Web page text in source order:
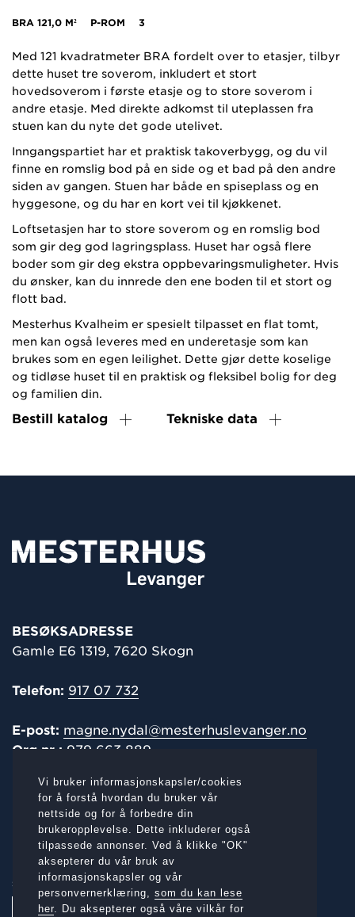
Vi bruker informasjonskapsler/cookies
for å forstå hvordan du bruker vår
nettside og for å forbedre din
brukeropplevelse. Dette inkluderer også
tilpassede annonser. Ved å klikke "OK"
aksepterer du vår bruk av
informasjonskapsler og vår
personvernerklæring, som du kan lese
her . Du aksepterer også våre vilkår for
BRA 121,0 M² P-ROM 3
Med 121 kvadratmeter BRA fordelt over to etasjer, tilbyr
dette huset tre soverom, inkludert et stort
hovedsoverom i første etasje og to store soverom i
andre etasje. Med direkte adkomst til uteplassen fra
stuen kan du nyte det gode utelivet.
Inngangspartiet har et praktisk takoverbygg, og du vil
finne en romslig bod på en side og et bad på den andre
siden av gangen. Stuen har både en spiseplass og en
hyggesone, og du har en kort vei til kjøkkenet.
Loftsetasjen har to store soverom og en romslig bod
som gir deg god lagringsplass. Huset har også flere
boder som gir deg ekstra oppbevaringsmuligheter. Hvis
du ønsker, kan du innrede den ene boden til et stort og
flott bad.
Mesterhus Kvalheim er spesielt tilpasset en flat tomt,
men kan også leveres med en underetasje som kan
brukes som en egen leilighet. Dette gjør dette koselige
og tidløse huset til en praktisk og fleksibel bolig for deg
og familien din.
Bestill katalog Tekniske data
BESØKSADRESSE
Gamle E6 1319, 7620 Skogn
Telefon: 917 07 732
E-post: magne.nydal@mesterhuslevanger.no
Org.nr.: 979 663 889
POST-/FAKTURAADRESSE
Gamle E6 1319, 7620 Skogn
SOSIALE MEDIER: